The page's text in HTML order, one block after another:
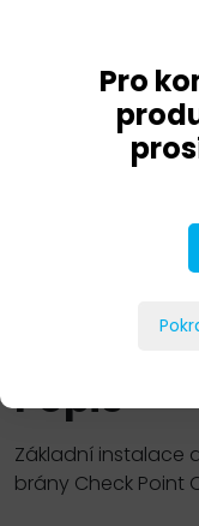
Popis
Základní instalace
brány Check Point
Pro